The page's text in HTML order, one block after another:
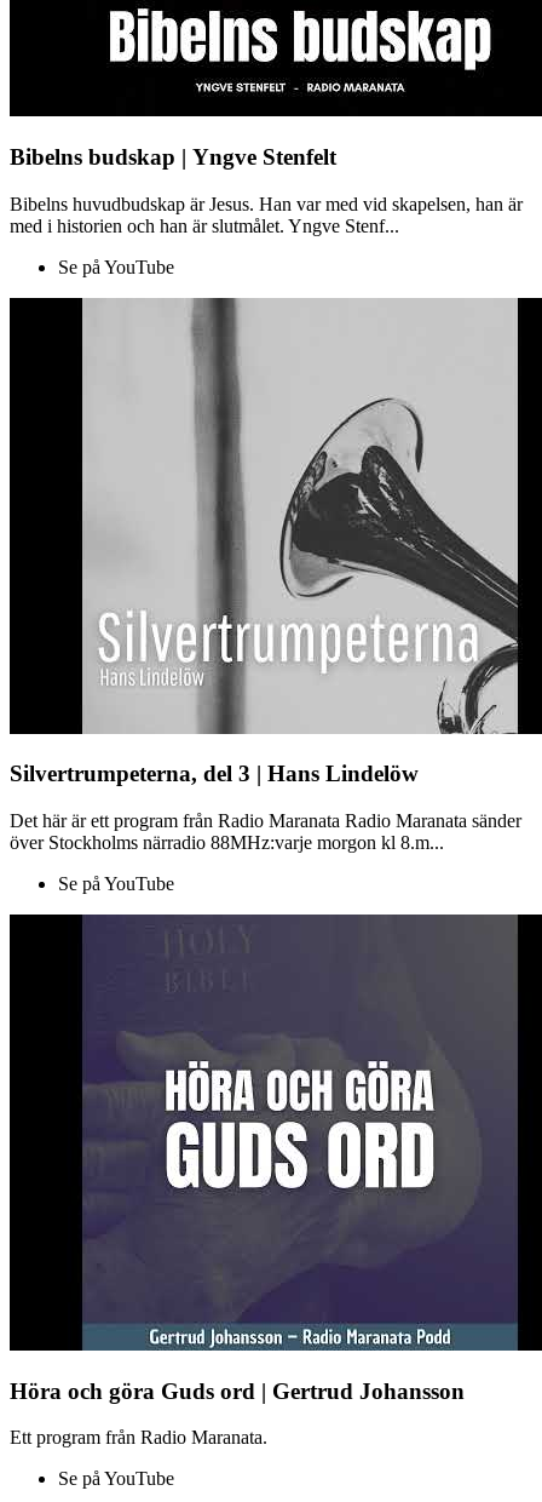
Bibelns budskap | Yngve Stenfelt
Bibelns huvudbudskap är Jesus. Han var med vid skapelsen, han är
med i historien och han är slutmålet. Yngve Stenf...
Se på YouTube
Silvertrumpeterna, del 3 | Hans Lindelöw
Det här är ett program från Radio Maranata Radio Maranata sänder
över Stockholms närradio 88MHz:varje morgon kl 8.m...
Se på YouTube
Höra och göra Guds ord | Gertrud Johansson
Ett program från Radio Maranata.
Se på YouTube